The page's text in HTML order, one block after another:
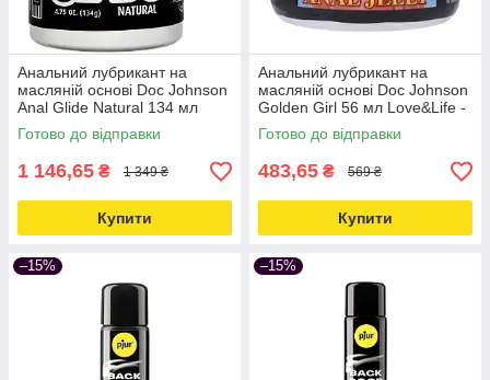
Анальний лубрикант на
масляній основі Doc Johnson
Anal Glide Natural 134 мл
Love&Life -online-multimarket-
Готово до відправки
1 146,65 ₴ 1 349 ₴
Купити
Анальний лубрикант на
масляній основі Doc Johnson
Golden Girl 56 мл Love&Life -
online-multimarket-
Готово до відправки
483,65 ₴ 569 ₴
Купити
–15% –15%